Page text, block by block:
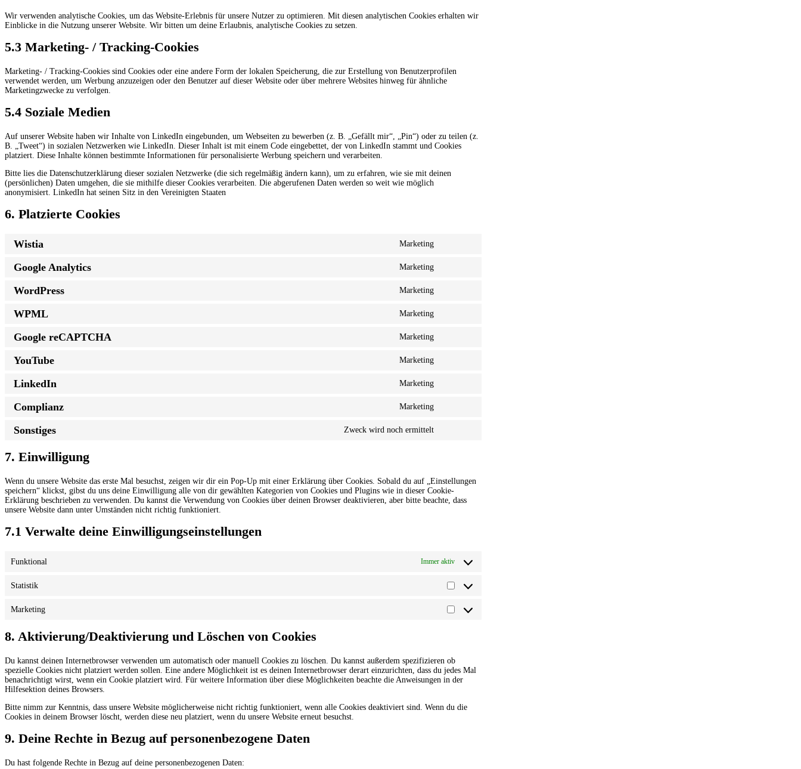
Wir verwenden analytische Cookies, um das Website-Erlebnis für unsere Nutzer zu optimieren. Mit diesen analytischen Cookies erhalten wir
Einblicke in die Nutzung unserer Website. Wir bitten um deine Erlaubnis, analytische Cookies zu setzen.
5.3 Marketing- / Tracking-Cookies
Marketing- / Tracking-Cookies sind Cookies oder eine andere Form der lokalen Speicherung, die zur Erstellung von Benutzerprofilen
verwendet werden, um Werbung anzuzeigen oder den Benutzer auf dieser Website oder über mehrere Websites hinweg für ähnliche
Marketingzwecke zu verfolgen.
5.4 Soziale Medien
Auf unserer Website haben wir Inhalte von LinkedIn eingebunden, um Webseiten zu bewerben (z. B. „Gefällt mir“, „Pin“) oder zu teilen (z.
B. „Tweet“) in sozialen Netzwerken wie LinkedIn. Dieser Inhalt ist mit einem Code eingebettet, der von LinkedIn stammt und Cookies
platziert. Diese Inhalte können bestimmte Informationen für personalisierte Werbung speichern und verarbeiten.
Bitte lies die Datenschutzerklärung dieser sozialen Netzwerke (die sich regelmäßig ändern kann), um zu erfahren, wie sie mit deinen
(persönlichen) Daten umgehen, die sie mithilfe dieser Cookies verarbeiten. Die abgerufenen Daten werden so weit wie möglich
anonymisiert. LinkedIn hat seinen Sitz in den Vereinigten Staaten
6. Platzierte Cookies
Wistia Marketing
Google Analytics Marketing
WordPress Marketing
WPML Marketing
Google reCAPTCHA Marketing
YouTube Marketing
LinkedIn Marketing
Complianz Marketing
Sonstiges Zweck wird noch ermittelt
7. Einwilligung
Wenn du unsere Website das erste Mal besuchst, zeigen wir dir ein Pop-Up mit einer Erklärung über Cookies. Sobald du auf „Einstellungen
speichern“ klickst, gibst du uns deine Einwilligung alle von dir gewählten Kategorien von Cookies und Plugins wie in dieser Cookie-
Erklärung beschrieben zu verwenden. Du kannst die Verwendung von Cookies über deinen Browser deaktivieren, aber bitte beachte, dass
unsere Website dann unter Umständen nicht richtig funktioniert.
7.1 Verwalte deine Einwilligungseinstellungen
Funktional Immer aktiv
Statistik Statistik
Marketing Marketing
8. Aktivierung/Deaktivierung und Löschen von Cookies
Du kannst deinen Internetbrowser verwenden um automatisch oder manuell Cookies zu löschen. Du kannst außerdem spezifizieren ob
spezielle Cookies nicht platziert werden sollen. Eine andere Möglichkeit ist es deinen Internetbrowser derart einzurichten, dass du jedes Mal
benachrichtigt wirst, wenn ein Cookie platziert wird. Für weitere Information über diese Möglichkeiten beachte die Anweisungen in der
Hilfesektion deines Browsers.
Bitte nimm zur Kenntnis, dass unsere Website möglicherweise nicht richtig funktioniert, wenn alle Cookies deaktiviert sind. Wenn du die
Cookies in deinem Browser löscht, werden diese neu platziert, wenn du unsere Website erneut besuchst.
9. Deine Rechte in Bezug auf personenbezogene Daten
Du hast folgende Rechte in Bezug auf deine personenbezogenen Daten: